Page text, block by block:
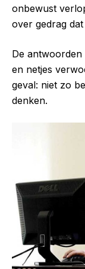
onbewust
over gedrag
De
en netjes
geval: niet zo
denken.